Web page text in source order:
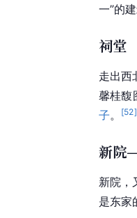
一”的
祠堂
走出西
馨桂馥
子。 [52]
新院
新院，
是东家